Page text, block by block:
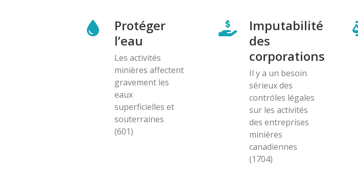
Protéger
l’eau
Les activités
minières affectent
gravement les
eaux
superficielles et
souterraines
(601)
Imputabilité
des
corporations
Il y a un besoin
sérieux des
contróles légales
sur les activités
des entreprises
minières
canadiennes
(1704)